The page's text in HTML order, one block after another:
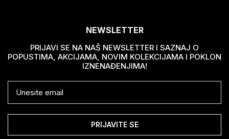
NEWSLETTER
PRIJAVI SE NA NAŠ NEWSLETTER I SAZNAJ O
POPUSTIMA, AKCIJAMA, NOVIM KOLEKCIJAMA I POKLON
IZNENAĐENJIMA!
PRIJAVITE SE